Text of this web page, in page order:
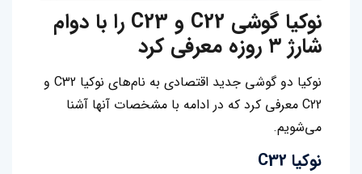
نوکیا گوشی C22 و C23 را با دوام
شارژ ۳ روزه معرفی کرد
نوکیا دو ‌گوشی جدید اقتصادی به نام‌های‌ نوکیا C32 و
C22 معرفی کرد که در ادامه با مشخصات آنها آشنا
می‌شویم.
نوکیا C32